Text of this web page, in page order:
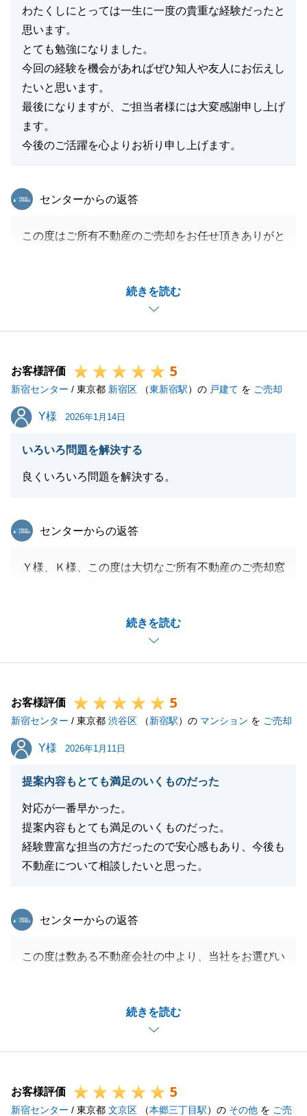
わたくしにとっては一生に一度の貴重な経験だったと
思います。
とても勉強になりました。
今回の経験を機会があればぜひ知人や友人にお伝えし
たいと思います。
最後になりますが、ご担当者様には大変感謝申し上げ
ます。
今後のご活躍を心よりお祈り申し上げます。
続きを読む
東急リバブル
センターからの返答
この度はご所有不動産のご売却をお任せ頂きありがと
のご依頼から最終的に当社でご成約することが出来ま
私自身、非常に喜ばしく思っております。
絡下さいませ。
何卒宜しくお願いいたします。
閉じる
お客様評価 5
新宿センター / 東京都 新宿区 （東新宿駅）の 戸建て を ご売却
Y様
Y様 2026年1月14日
いろいろ問題を解決する
良くいろいろ問題を解決する。
続きを読む
東急リバブル
センターからの返答
Ｙ様、Ｋ様、この度は大切なご所有不動産のご売却窓
ご契約から残代金決済まで年末年始もはさむ短いスケ
ジュールではございましたが、各場面でＹ様、Ｋ様に
た。
改めて深く感謝申し上げます。ありがとうございまし
た。
今後もお困りのことがございましたらお気軽にご相談
下さいませ。
願いいたします。
お客様評価 5
新宿センター / 東京都 渋谷区 （新宿駅）の マンション を ご売却
Y様
Y様 2026年1月11日
提案内容もとても満足のいくものだった
対応が一番早かった。
提案内容もとても満足のいくものだった。
経験豊富な担当の方だったので安心感もあり、今後も
不動産について相談したいと思った。
続きを読む
東急リバブル
センターからの返答
この度は数ある不動産会社の中より、当社をお選びい
に様々ご協力をいただけたおかげで、スムーズにお取
引を完了することができたと思っております。
今後も不動産関連でお力になれるいことがございまし
す。
よろしくお願いいたします。
お客様評価 5
新宿センター / 東京都 文京区 （本郷三丁目駅）の その他 を ご売